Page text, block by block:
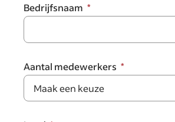
Bedrijfsnaam
Aantal medewerkers